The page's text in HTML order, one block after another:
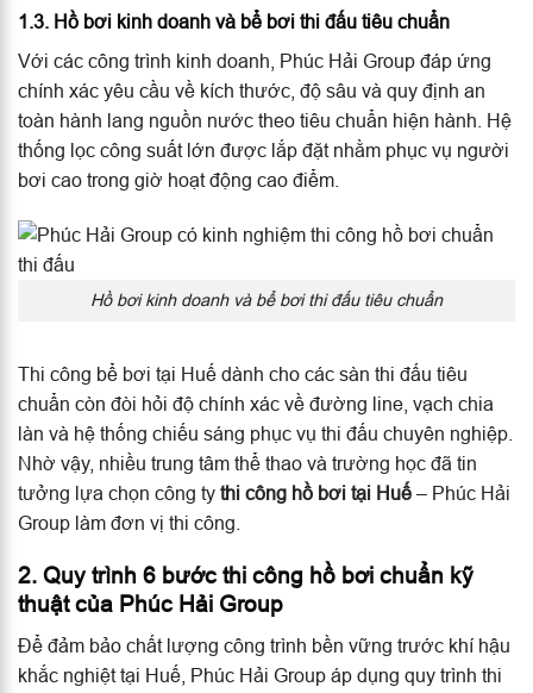
1.3. Hồ bơi kinh doanh và bể bơi thi đấu tiêu chuẩn
Với các công trình kinh doanh, Phúc Hải Group đáp ứng
chính xác yêu cầu về kích thước, độ sâu và quy định an
toàn hành lang nguồn nước theo tiêu chuẩn hiện hành. Hệ
thống lọc công suất lớn được lắp đặt nhằm phục vụ người
bơi cao trong giờ hoạt động cao điểm.
Hồ bơi kinh doanh và bể bơi thi đấu tiêu chuẩn
Thi công bể bơi tại Huế dành cho các sàn thi đấu tiêu
chuẩn còn đòi hỏi độ chính xác về đường line, vạch chia
làn và hệ thống chiếu sáng phục vụ thi đấu chuyên nghiệp.
Nhờ vậy, nhiều trung tâm thể thao và trường học đã tin
tưởng lựa chọn công ty thi công hồ bơi tại Huế – Phúc Hải
Group làm đơn vị thi công.
2. Quy trình 6 bước thi công hồ bơi chuẩn kỹ
thuật của Phúc Hải Group
Để đảm bảo chất lượng công trình bền vững trước khí hậu
khắc nghiệt tại Huế, Phúc Hải Group áp dụng quy trình thi